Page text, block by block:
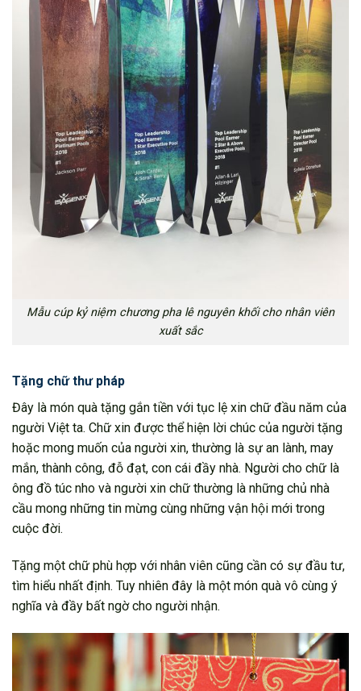
Mẫu cúp kỷ niệm chương pha lê nguyên khối cho nhân viên
xuất sắc
Tặng chữ thư pháp
Đây là món quà tặng gắn tiền với tục lệ xin chữ đầu năm của
người Việt ta. Chữ xin được thể hiện lời chúc của người tặng
hoặc mong muốn của người xin, thường là sự an lành, may
mắn, thành công, đỗ đạt, con cái đầy nhà. Người cho chữ là
ông đồ túc nho và người xin chữ thường là những chủ nhà
cầu mong những tin mừng cùng những vận hội mới trong
cuộc đời.
Tặng một chữ phù hợp với nhân viên cũng cần có sự đầu tư,
tìm hiểu nhất định. Tuy nhiên đây là một món quà vô cùng ý
nghĩa và đầy bất ngờ cho người nhận.